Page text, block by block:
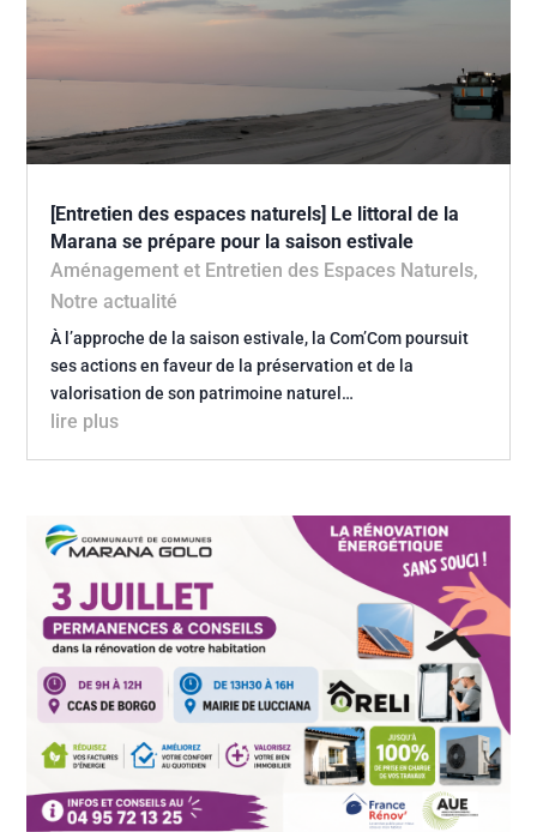
[Entretien des espaces naturels] Le littoral de la
Marana se prépare pour la saison estivale
Aménagement et Entretien des Espaces Naturels,
Notre actualité
À l’approche de la saison estivale, la Com’Com poursuit
ses actions en faveur de la préservation et de la
valorisation de son patrimoine naturel…
lire plus